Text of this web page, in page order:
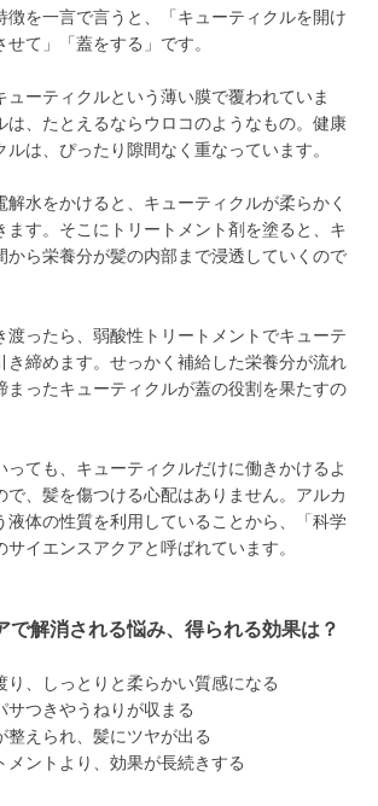
徴を一言で言うと、「キューティクルを開け
て」「蓋をする」です。
ューティクルという薄い膜で覆われていま
は、たとえるならウロコのようなもの。健康
ルは、ぴったり隙間なく重なっています。
解水をかけると、キューティクルが柔らかく
ます。そこにトリートメント剤を塗ると、キ
から栄養分が髪の内部まで浸透していくので
渡ったら、弱酸性トリートメントでキューテ
き締めます。せっかく補給した栄養分が流れ
まったキューティクルが蓋の役割を果たすの
っても、キューティクルだけに働きかけるよ
で、髪を傷つける心配はありません。アルカ
液体の性質を利用していることから、「科学
イエンスアクアと呼ばれています。
で解消される悩み、得られる効果は？
り、しっとりと柔らかい質感になる
サつきやうねりが収まる
整えられ、髪にツヤが出る
メントより、効果が長続きする